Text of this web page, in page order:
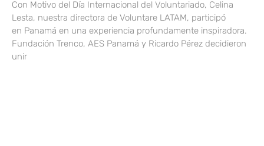
Con Motivo del Día Internacional del Voluntariado, Celina
Lesta, nuestra directora de Voluntare LATAM, participó
en Panamá en una experiencia profundamente inspiradora.
Fundación Trenco, AES Panamá y Ricardo Pérez decidieron
unir